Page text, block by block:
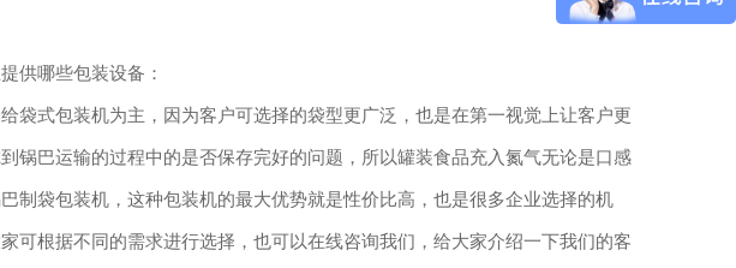
供哪些包装设备：
袋式包装机为主，因为客户可选择的袋型更广泛，也是在第一视觉上让客户更
锅巴运输的过程中的是否保存完好的问题，所以罐装食品充入氮气无论是口感
制袋包装机，这种包装机的最大优势就是性价比高，也是很多企业选择的机
可根据不同的需求进行选择，也可以在线咨询我们，给大家介绍一下我们的客